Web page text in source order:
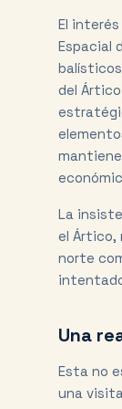
El
Espacial
del
La
el Ártico,
norte
Una
Esta no
una